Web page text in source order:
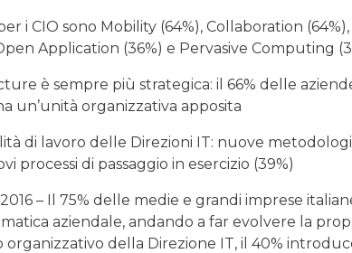
i CIO sono Mobility (64%), Collaboration (64%),
Application (36%) e Pervasive Computing
è sempre più strategica: il 66% delle
un’unità organizzativa apposita
di lavoro delle Direzioni IT: nuove
processi di passaggio in esercizio (39%)
– Il 75% delle medie e grandi imprese
aziendale, andando a far evolvere la
della Direzione IT, il 40%